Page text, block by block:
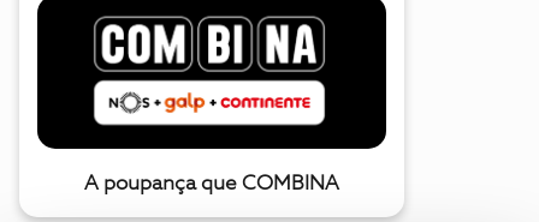
A poupança que COMBINA